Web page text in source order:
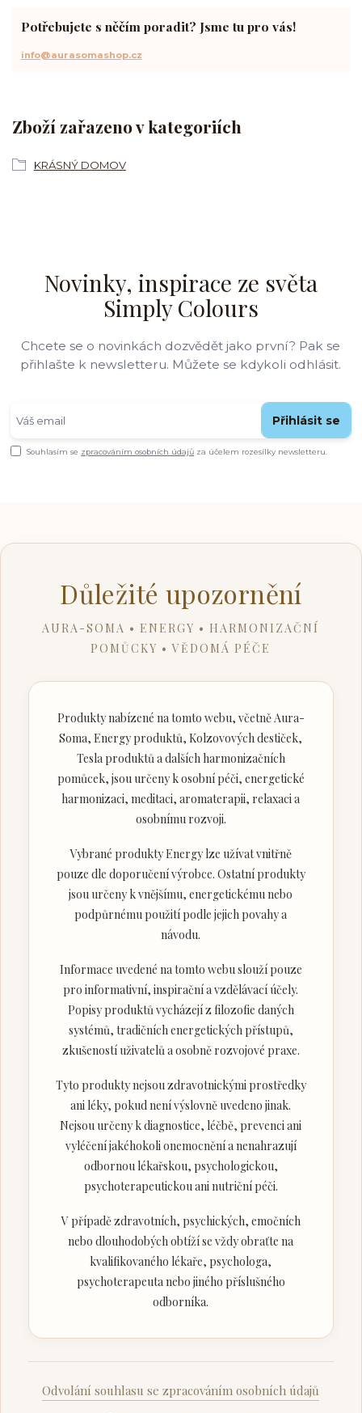
Zboží zařazeno v kategoriích
KRÁSNÝ DOMOV
Potřebujete s něčím poradit? Jsme tu pro vás!
info@aurasomashop.cz
Novinky, inspirace ze světa
Simply Colours
Chcete se o novinkách dozvědět jako první? Pak se
přihlašte k newsletteru. Můžete se kdykoli odhlásit.
Přihlásit se
Souhlasím se zpracováním osobních údajů za účelem rozesílky newsletteru.
Důležité upozornění
AURA-SOMA • ENERGY • HARMONIZAČNÍ
POMŮCKY • VĚDOMÁ PÉČE
Produkty nabízené na tomto webu, včetně Aura-
Soma, Energy produktů, Kolzovových destiček,
Tesla produktů a dalších harmonizačních
pomůcek, jsou určeny k osobní péči, energetické
harmonizaci, meditaci, aromaterapii, relaxaci a
osobnímu rozvoji.
Vybrané produkty Energy lze užívat vnitřně
pouze dle doporučení výrobce. Ostatní produkty
jsou určeny k vnějšímu, energetickému nebo
podpůrnému použití podle jejich povahy a
návodu.
Informace uvedené na tomto webu slouží pouze
pro informativní, inspirační a vzdělávací účely.
Popisy produktů vycházejí z filozofie daných
systémů, tradičních energetických přístupů,
zkušeností uživatelů a osobně rozvojové praxe.
Tyto produkty nejsou zdravotnickými prostředky
ani léky, pokud není výslovně uvedeno jinak.
Nejsou určeny k diagnostice, léčbě, prevenci ani
vyléčení jakéhokoli onemocnění a nenahrazují
odbornou lékařskou, psychologickou,
psychoterapeutickou ani nutriční péči.
V případě zdravotních, psychických, emočních
nebo dlouhodobých obtíží se vždy obraťte na
kvalifikovaného lékaře, psychologa,
psychoterapeuta nebo jiného příslušného
odborníka.
Odvolání souhlasu se zpracováním osobních údajů